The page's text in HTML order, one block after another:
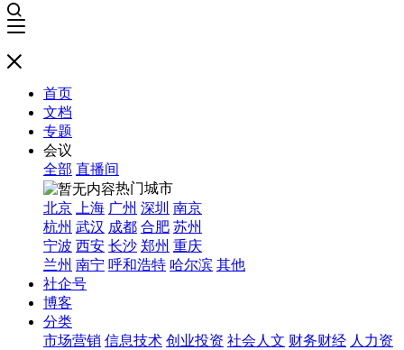
首页
文档
专题
会议
全部 直播间
热门城市
北京
上海 广州 深圳 南京
杭州 武汉 成都 合肥 苏州
宁波 西安 长沙 郑州 重庆
兰州 南宁 呼和浩特 哈尔滨 其他
社企号
博客
分类
市场营销 信息技术 创业投资 社会人文 财务财经 人力资